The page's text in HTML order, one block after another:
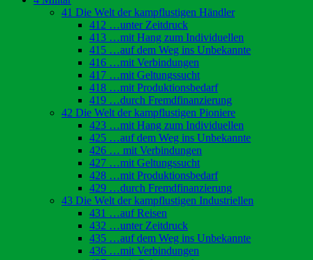
41 Die Welt der kampflustigen Händler
412 …unter Zeitdruck
413 …mit Hang zum Individuellen
415 …auf dem Weg ins Unbekannte
416 …mit Verbindungen
417 …mit Geltungssucht
418 …mit Produktionsbedarf
419 …durch Fremdfinanzierung
42 Die Welt der kampflustigen Pioniere
423 …mit Hang zum Individuellen
425 …auf dem Weg ins Unbekannte
426 … mit Verbindungen
427 …mit Geltungssucht
428 …mit Produktionsbedarf
429 …durch Fremdfinanzierung
43 Die Welt der kampflustigen Industriellen
431 …auf Reisen
432 …unter Zeitdruck
435 …auf dem Weg ins Unbekannte
436 …mit Verbindungen